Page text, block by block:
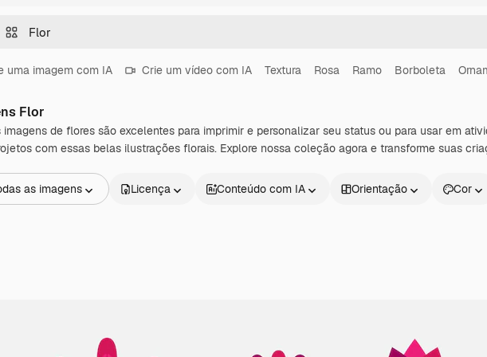
uma imagem com IA Crie um vídeo com IA Textura Rosa Ramo Borboleta
Flor
imagens de flores são excelentes para imprimir e personalizar seu status ou para usar em
com essas belas ilustrações florais. Explore nossa coleção agora e transforme suas
as imagens Licença Conteúdo com IA Orientação Cor